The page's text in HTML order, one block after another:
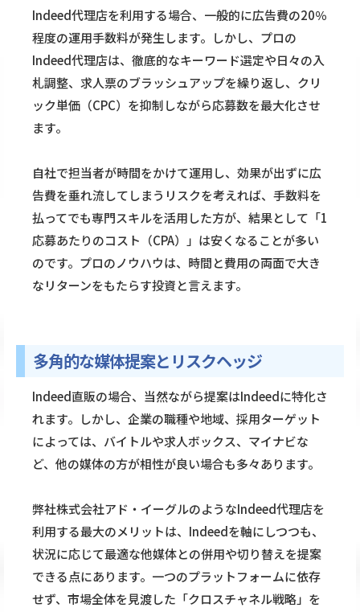
Indeed代理店を利用する場合、一般的に広告費の20％
程度の運用手数料が発生します。しかし、プロの
Indeed代理店は、徹底的なキーワード選定や日々の入
札調整、求人票のブラッシュアップを繰り返し、クリ
ック単価（CPC）を抑制しながら応募数を最大化させ
ます。
自社で担当者が時間をかけて運用し、効果が出ずに広
告費を垂れ流してしまうリスクを考えれば、手数料を
払ってでも専門スキルを活用した方が、結果として「1
応募あたりのコスト（CPA）」は安くなることが多い
のです。プロのノウハウは、時間と費用の両面で大き
なリターンをもたらす投資と言えます。
多角的な媒体提案とリスクヘッジ
Indeed直販の場合、当然ながら提案はIndeedに特化さ
れます。しかし、企業の職種や地域、採用ターゲット
によっては、バイトルや求人ボックス、マイナビな
ど、他の媒体の方が相性が良い場合も多々あります。
弊社株式会社アド・イーグルのようなIndeed代理店を
利用する最大のメリットは、Indeedを軸にしつつも、
状況に応じて最適な他媒体との併用や切り替えを提案
できる点にあります。一つのプラットフォームに依存
せず、市場全体を見渡した「クロスチャネル戦略」を